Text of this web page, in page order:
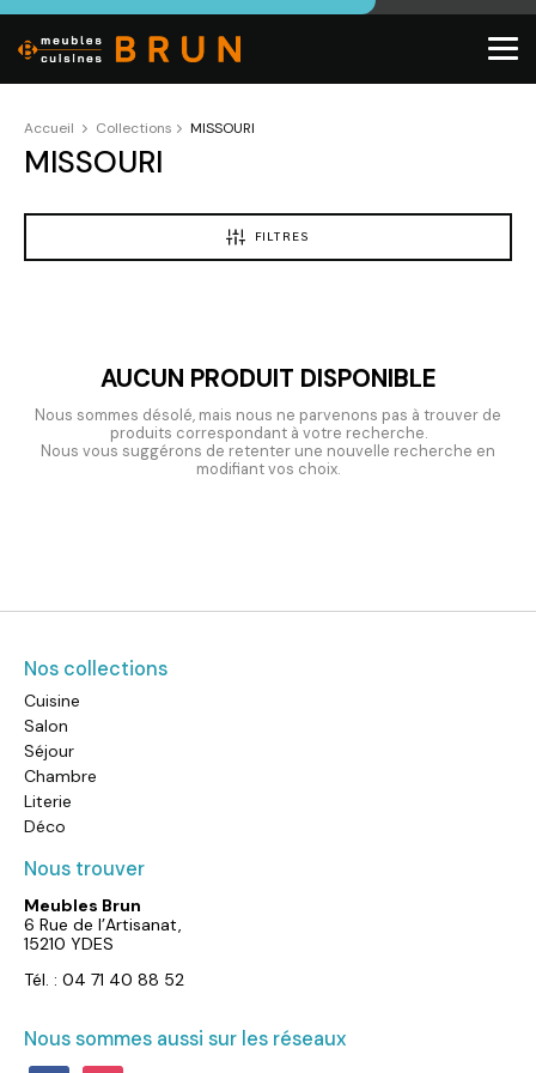
Accueil Collections MISSOURI
MISSOURI
FILTRES
AUCUN PRODUIT DISPONIBLE
Nous sommes désolé, mais nous ne parvenons pas à trouver de
produits correspondant à votre recherche.
Nous vous suggérons de retenter une nouvelle recherche en
modifiant vos choix.
Nos collections
Cuisine
Salon
Séjour
Chambre
Literie
Déco
Nous trouver
Meubles Brun
6 Rue de l’Artisanat,
15210 YDES
Tél. : 04 71 40 88 52
Nous sommes aussi sur les réseaux